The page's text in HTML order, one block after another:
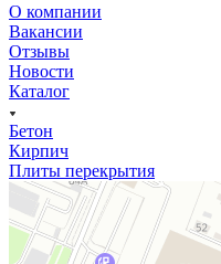
О компании
Вакансии
Отзывы
Новости
Каталог
Бетон
Кирпич
Плиты перекрытия